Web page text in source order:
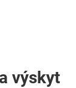
výskyt